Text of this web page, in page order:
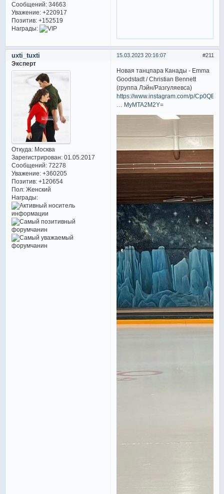
Сообщений:34663
Уважение: +220917
Позитив: +152519
Награды:
211
15.03.2023 20:16:07
uxti_tuxti
Эксперт
Откуда:Москва
Зарегистрирован: 01.05.2017
Сообщений:72278
Уважение: +360205
Позитив: +120654
Пол:Женский
Награды:
Новая танцпара Канады - Emma
Goodstadt / Christian Bennett
(группа Лэйн/Разгуляевса)
https://www.instagram.com/p/
… MyMTA2M2Y=